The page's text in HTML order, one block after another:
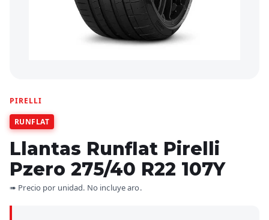
PIRELLI
RUNFLAT
Llantas Runflat Pirelli
Pzero 275/40 R22 107Y
➠ Precio por unidad. No incluye aro.